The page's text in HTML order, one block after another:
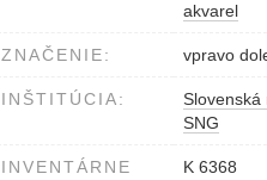
akvarel
ZNAČENIE: vpravo
INŠTITÚCIA:
Slovenská
SNG
INVENTÁRNE
K 6368